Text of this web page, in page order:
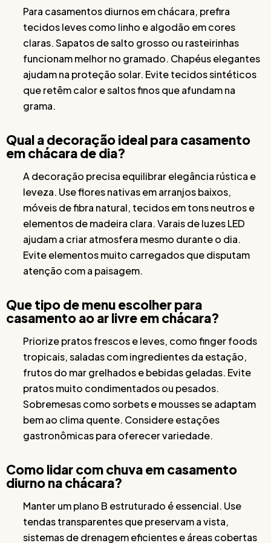
Para casamentos diurnos em chácara, prefira
tecidos leves como linho e algodão em cores
claras. Sapatos de salto grosso ou rasteirinhas
funcionam melhor no gramado. Chapéus elegantes
ajudam na proteção solar. Evite tecidos sintéticos
que retêm calor e saltos finos que afundam na
grama.
Qual a decoração ideal para casamento
em chácara de dia?
A decoração precisa equilibrar elegância rústica e
leveza. Use flores nativas em arranjos baixos,
móveis de fibra natural, tecidos em tons neutros e
elementos de madeira clara. Varais de luzes LED
ajudam a criar atmosfera mesmo durante o dia.
Evite elementos muito carregados que disputam
atenção com a paisagem.
Que tipo de menu escolher para
casamento ao ar livre em chácara?
Priorize pratos frescos e leves, como finger foods
tropicais, saladas com ingredientes da estação,
frutos do mar grelhados e bebidas geladas. Evite
pratos muito condimentados ou pesados.
Sobremesas como sorbets e mousses se adaptam
bem ao clima quente. Considere estações
gastronômicas para oferecer variedade.
Como lidar com chuva em casamento
diurno na chácara?
Manter um plano B estruturado é essencial. Use
tendas transparentes que preservam a vista,
sistemas de drenagem eficientes e áreas cobertas